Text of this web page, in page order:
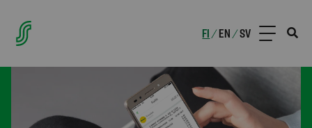
FI /EN /SV